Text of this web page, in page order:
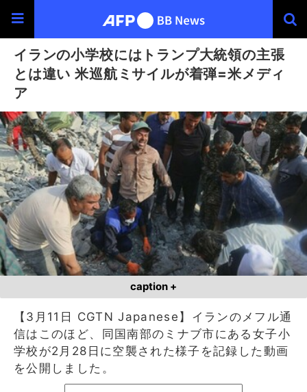
イランの小学校にはトランプ大統領の主張
とは違い 米巡航ミサイルが着弾=米メディ
ア
caption +
【3月11日 CGTN Japanese】イランのメフル通
信はこのほど、同国南部のミナブ市にある女子小
学校が2月28日に空襲された様子を記録した動画
を公開しました。